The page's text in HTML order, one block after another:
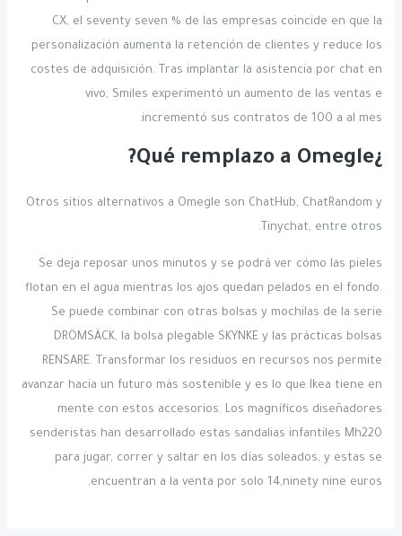
CX, el seventy seven % de las empresas coincide en que la
personalización aumenta la retención de clientes y reduce los
costes de adquisición. Tras implantar la asistencia por chat en
vivo, Smiles experimentó un aumento de las ventas e
incrementó sus contratos de 100 a al mes.
¿Qué remplazo a Omegle?
Otros sitios alternativos a Omegle son ChatHub, ChatRandom y
Tinychat, entre otros.
Se deja reposar unos minutos y se podrá ver cómo las pieles
flotan en el agua mientras los ajos quedan pelados en el fondo.
Se puede combinar con otras bolsas y mochilas de la serie
DRÖMSÄCK, la bolsa plegable SKYNKE y las prácticas bolsas
RENSARE. Transformar los residuos en recursos nos permite
avanzar hacia un futuro más sostenible y es lo que Ikea tiene en
mente con estos accesorios. Los magníficos diseñadores
senderistas han desarrollado estas sandalias infantiles Mh220
para jugar, correr y saltar en los días soleados, y estas se
encuentran a la venta por solo 14,ninety nine euros.